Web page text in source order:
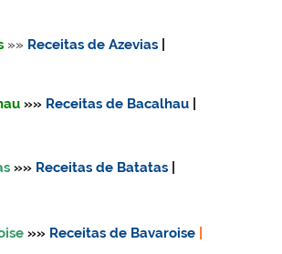
»» Receitas de Azevias
»» Receitas de Bacalhau
»» Receitas de Batatas
»» Receitas de Bavaroise